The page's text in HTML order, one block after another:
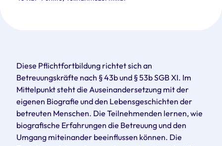
Diese Pflichtfortbildung richtet sich an
Betreuungskräfte nach § 43b und § 53b SGB XI. Im
Mittelpunkt steht die Auseinandersetzung mit der
eigenen Biografie und den Lebensgeschichten der
betreuten Menschen. Die Teilnehmenden lernen, wie
biografische Erfahrungen die Betreuung und den
Umgang miteinander beeinflussen können. Die